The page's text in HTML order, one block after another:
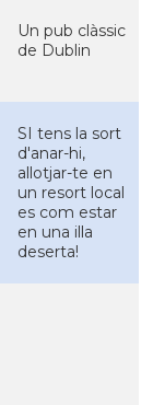
Un pub clàssic
de Dublin
SI tens la sort
d'anar-hi,
allotjar-te en
un resort local
es com estar
en una illa
deserta!